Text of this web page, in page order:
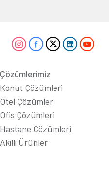
Çözümlerimiz
Konut Çözümleri
Otel Çözümleri
Ofis Çözümleri
Hastane Çözümleri
Akıllı Ürünler